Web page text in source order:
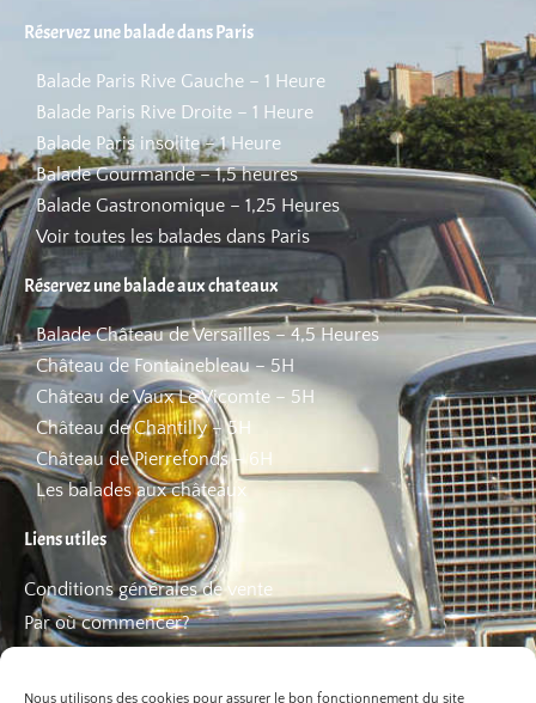
Nous utilisons des cookies pour assurer le bon fonctionnement du site
Réservez une balade dans Paris
Balade Paris Rive Gauche – 1 Heure
Balade Paris Rive Droite – 1 Heure
Balade Paris insolite – 1 Heure
Balade Gourmande – 1,5 heures
Balade Gastronomique – 1,25 Heures
Voir toutes les balades dans Paris
Réservez une balade aux chateaux
Balade Château de Versailles – 4,5 Heures
Château de Fontainebleau – 5H
Château de Vaux Le Vicomte – 5H
Château de Chantilly – 5H
Château de Pierrefonds – 6H
Les balades aux châteaux
Liens utiles
Conditions générales de vente
Par où commencer?
Les bons plans